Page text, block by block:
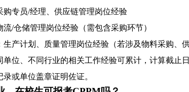
购专员/经理、供应链管理岗位经验
/仓储管理岗位经验（需包含采购环节）
生产计划、质量管理岗位经验（若涉及物料采购、
单位、不同行业的相关工作经验可累计，计算截止
或单位盖章证明佐证。